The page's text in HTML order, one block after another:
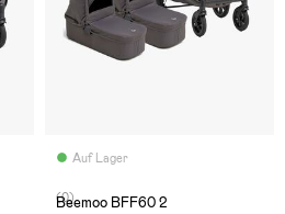
Auf Lager
(0)
Beemoo BFF60 2